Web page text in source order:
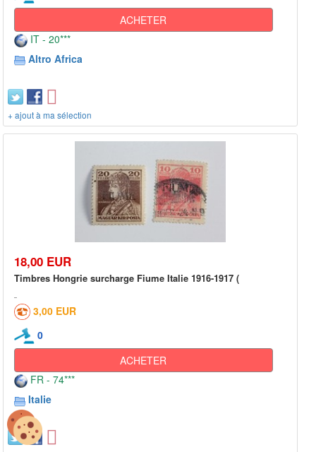
ACHETER
IT - 20***
Altro Africa
+ ajout à ma sélection
18,00 EUR
Timbres Hongrie surcharge Fiume Italie 1916-1917 (
3,00 EUR
0
ACHETER
FR - 74***
Italie